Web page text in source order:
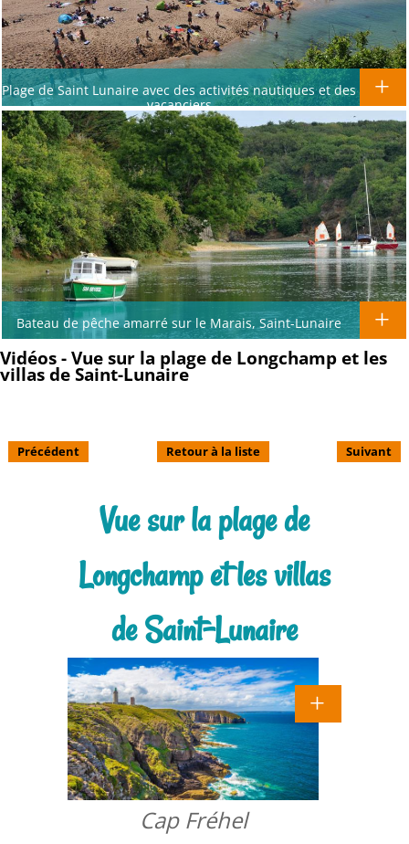
Plage de Saint Lunaire avec des activités nautiques et des
vacanciers
Bateau de pêche amarré sur le Marais, Saint-Lunaire
Vidéos - Vue sur la plage de Longchamp et les
villas de Saint-Lunaire
Précédent Retour à la liste Suivant
Vue sur la plage de
Longchamp et les villas
de Saint-Lunaire
Cap Fréhel